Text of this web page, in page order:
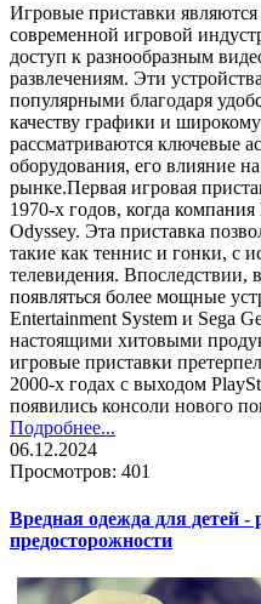
Игровые приставки
современной игровой
доступ к разнообразным
развлечениям. Эти
популярными благодаря
качеству графики и
рассматриваются ключевые
оборудования, его влияние
рынке.Первая игровая
1970-х годов, когда
Odyssey. Эта приставка
такие как теннис и гонки, с
телевидения. Впоследствии,
появляться более мощные
Entertainment System и Sega
настоящими хитовыми
игровые приставки
2000-х годах с выходом
появились консоли нового
Подробнее...
06.12.2024
Просмотров: 401
Вредная одежда для детей
предосторожности